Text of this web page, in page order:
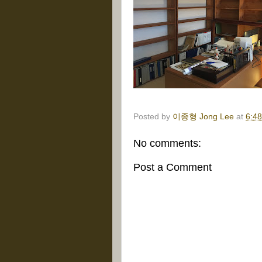
Posted by 이종형 Jong Lee at
No comments:
Post a Comment